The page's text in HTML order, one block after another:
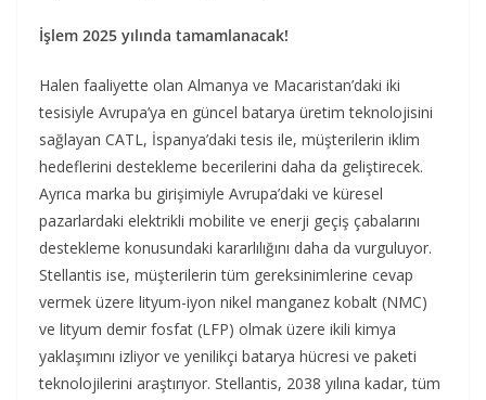
İşlem 2025 yılında tamamlanacak!
Halen faaliyette olan Almanya ve Macaristan’daki iki
tesisiyle Avrupa’ya en güncel batarya üretim teknolojisini
sağlayan CATL, İspanya’daki tesis ile, müşterilerin iklim
hedeflerini destekleme becerilerini daha da geliştirecek.
Ayrıca marka bu girişimiyle Avrupa’daki ve küresel
pazarlardaki elektrikli mobilite ve enerji geçiş çabalarını
destekleme konusundaki kararlılığını daha da vurguluyor.
Stellantis ise, müşterilerin tüm gereksinimlerine cevap
vermek üzere lityum-iyon nikel manganez kobalt (NMC)
ve lityum demir fosfat (LFP) olmak üzere ikili kimya
yaklaşımını izliyor ve yenilikçi batarya hücresi ve paketi
teknolojilerini araştırıyor. Stellantis, 2038 yılına kadar, tüm